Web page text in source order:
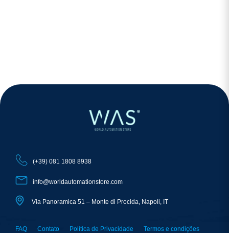
(+39) 081 1808 8938
info@worldautomationstore.com
Via Panoramica 51 – Monte di Procida, Napoli, IT
FAQ Contato Política de Privacidade Termos e condições